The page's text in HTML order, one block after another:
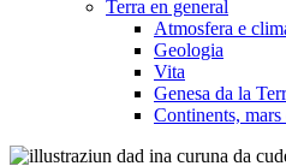
Terra en general
Atmosfera e
Geologia
Vita
Genesa da la
Continents, mars